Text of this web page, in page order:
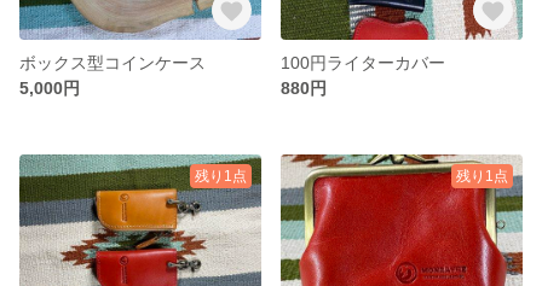
ボックス型コインケース
5,000円
100円ライターカバー
880円
残り1点 残り1点